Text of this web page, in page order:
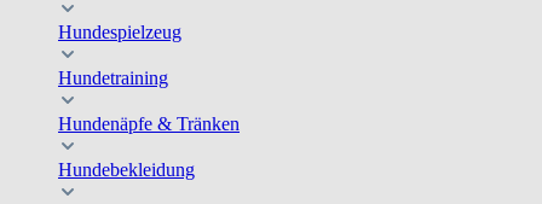
Hundespielzeug
Hundetraining
Hundenäpfe & Tränken
Hundebekleidung